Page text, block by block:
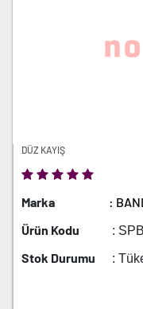
DÜZ KAYIŞ
Marka
:
Ürün Kodu
:
Stok Durumu :